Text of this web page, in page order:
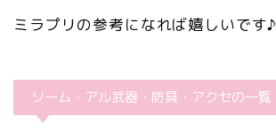
ミラプリの参考になれば嬉しいです♪
ソーム・アル武器・防具・アクセの一覧